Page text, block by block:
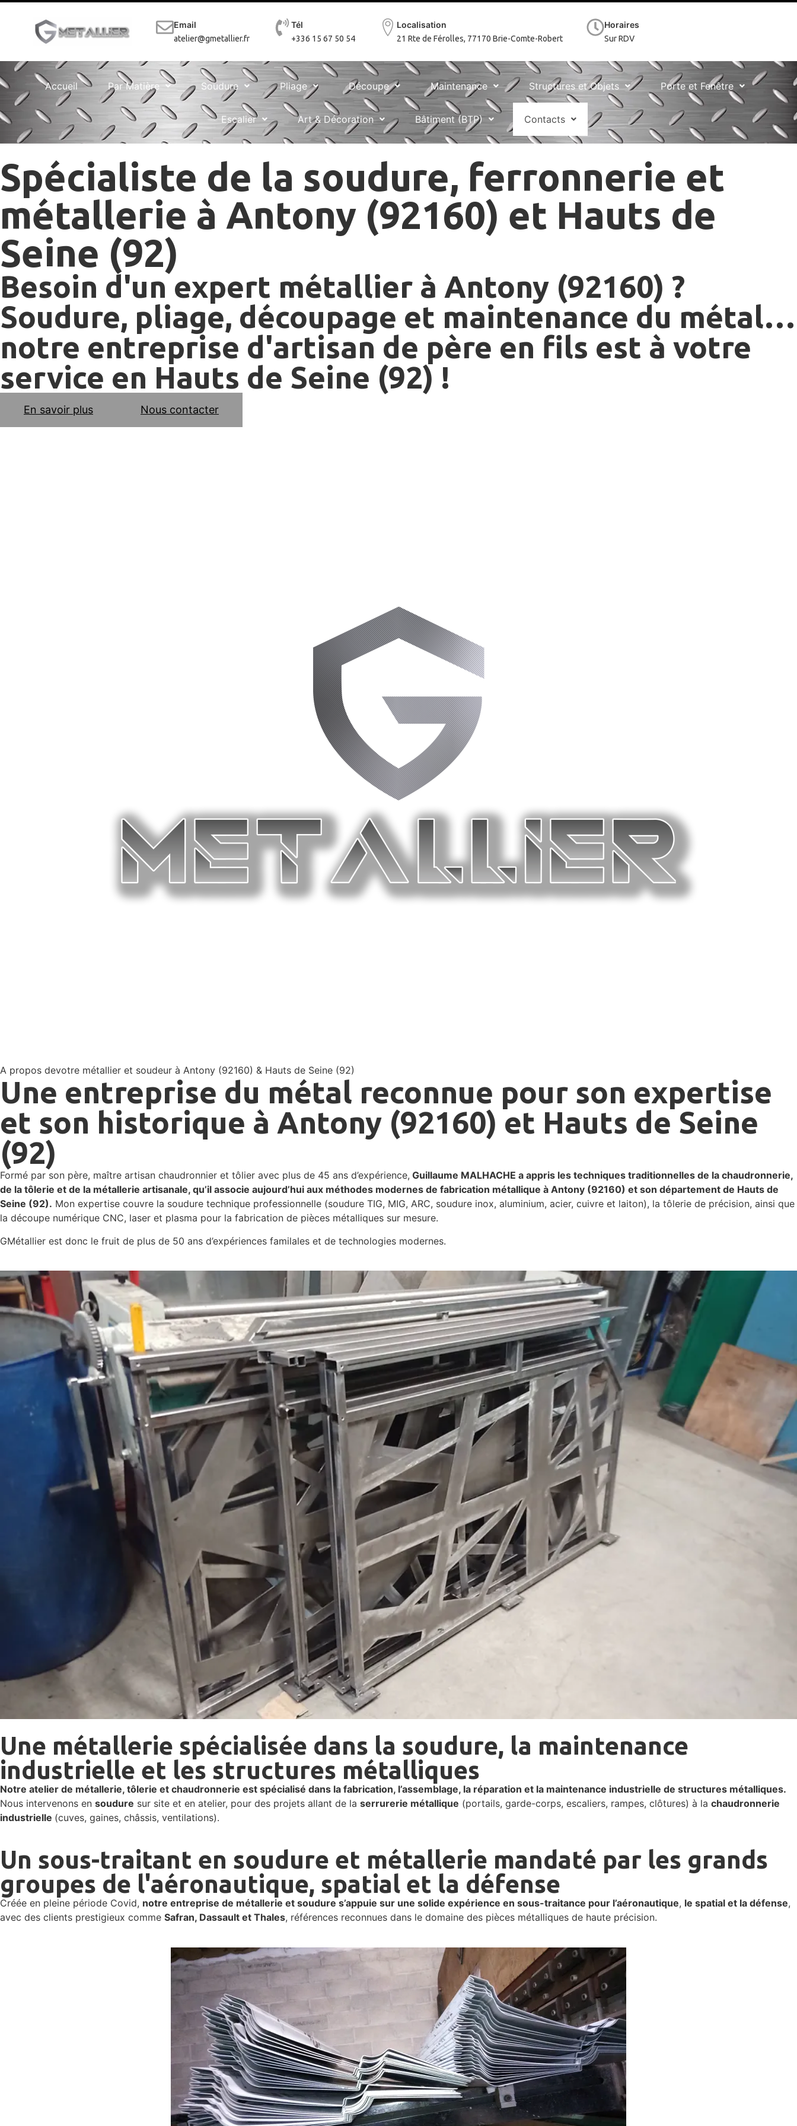
Email
atelier@gmetallier.fr
Tél
+336 15 67 50 54
Localisation
21 Rte de Férolles, 77170 Brie-Comte-Robert
Horaires
Sur RDV
Accueil Par Matière Soudure Pliage Découpe Maintenance Structures et Objets Porte et Fenêtre
Escalier Art & Décoration Bâtiment (BTP) Contacts
Spécialiste de la soudure, ferronnerie et
métallerie à Antony (92160) et Hauts de
Seine (92)
Besoin d'un expert métallier à Antony (92160) ?
Soudure, pliage, découpage et maintenance du métal…
notre entreprise d'artisan de père en fils est à votre
service en Hauts de Seine (92) !
En savoir plus Nous contacter
A propos devotre métallier et soudeur à Antony (92160) & Hauts de Seine (92)
Une entreprise du métal reconnue pour son expertise
et son historique à Antony (92160) et Hauts de Seine
(92)
Formé par son père, maître artisan chaudronnier et tôlier avec plus de 45 ans d’expérience, Guillaume MALHACHE a appris les techniques traditionnelles de la chaudronnerie,
de la tôlerie et de la métallerie artisanale, qu’il associe aujourd’hui aux méthodes modernes de fabrication métallique à Antony (92160) et son département de Hauts de
Seine (92). Mon expertise couvre la soudure technique professionnelle (soudure TIG, MIG, ARC, soudure inox, aluminium, acier, cuivre et laiton), la tôlerie de précision, ainsi que
la découpe numérique CNC, laser et plasma pour la fabrication de pièces métalliques sur mesure.
GMétallier est donc le fruit de plus de 50 ans d’expériences familales et de technologies modernes.
Une métallerie spécialisée dans la soudure, la maintenance
industrielle et les structures métalliques
Notre atelier de métallerie, tôlerie et chaudronnerie est spécialisé dans la fabrication, l’assemblage, la réparation et la maintenance industrielle de structures métalliques.
Nous intervenons en soudure sur site et en atelier, pour des projets allant de la serrurerie métallique (portails, garde-corps, escaliers, rampes, clôtures) à la chaudronnerie
industrielle (cuves, gaines, châssis, ventilations).
Un sous-traitant en soudure et métallerie mandaté par les grands
groupes de l'aéronautique, spatial et la défense
Créée en pleine période Covid, notre entreprise de métallerie et soudure s’appuie sur une solide expérience en sous-traitance pour l’aéronautique, le spatial et la défense,
avec des clients prestigieux comme Safran, Dassault et Thales, références reconnues dans le domaine des pièces métalliques de haute précision.